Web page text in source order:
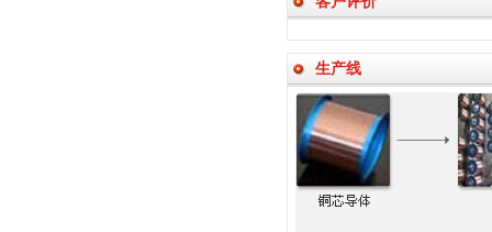
生产线